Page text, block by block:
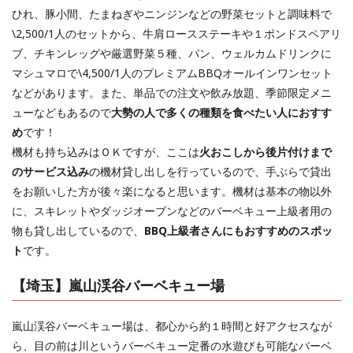
ひれ、豚小間、たまねぎやニンジンなどの野菜セットと調味料で
\2,500/1人のセットから、牛肩ロースステーキや１ポンドスペアリ
ブ、チキンレッグや厳選野菜５種、パン、ウェルカムドリンクに
マシュマロで\4,500/1人のプレミアムBBQオールインワンセット
などがあります。また、単品での注文や飲み放題、季節限定メニ
ューなどもあるので大勢の人で多くの種類を食べたい人におすす
めです！
機材も持ち込みはＯＫですが、ここは火おこしから後片付けまで
のサービス込みの機材貸し出しを行っているので、手ぶらで貸出
をお願いした方が後々楽になると思います。機材は基本の物以外
に、スキレットやダッジオーブンなどのバーベキュー上級者用の
物も貸し出しているので、 BBQ上級者さんにもおすすめのスポッ
トです。
【埼玉】嵐山渓谷バーベキュー場
嵐山渓谷バーベキュー場は、都心から約１時間と好アクセスなが
ら、目の前は川というバーベキュー定番の水遊びも可能なバーベ